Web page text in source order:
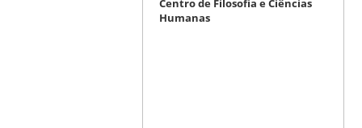
Centro de Filosofia e Ciências
Humanas